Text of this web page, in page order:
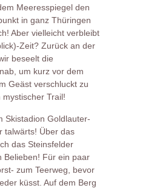
Meeresspiegel den
in ganz Thüringen
Aber vielleicht verbleibt
Zeit? Zurück an der
beseelt die
um kurz vor dem
Geäst verschluckt zu
Trail!
Skistadion Goldlauter-
talwärts! Über das
das Steinsfelder
Belieben! Für ein paar
zum Teerweg, bevor
küsst. Auf dem Berg